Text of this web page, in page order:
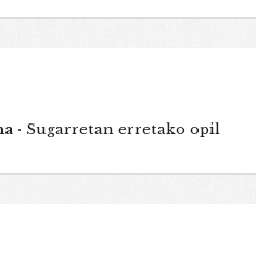
· Sugarretan erretako opil